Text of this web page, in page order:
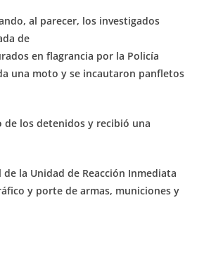
al parecer, los investigados
de
en flagrancia por la Policía
una moto y se incautaron panfletos
los detenidos y recibió una
la Unidad de Reacción Inmediata
y porte de armas, municiones y